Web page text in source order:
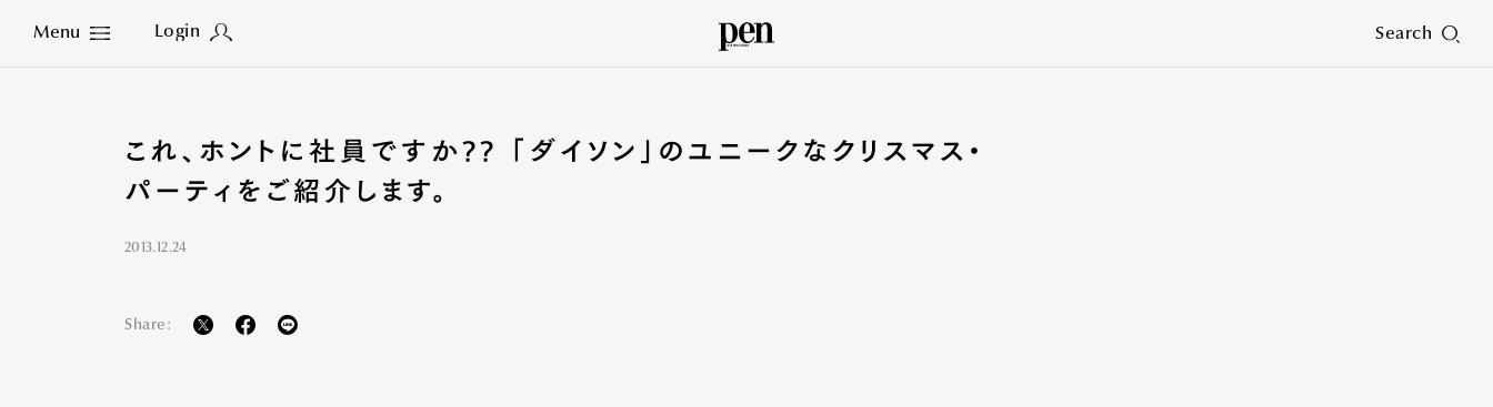
Menu Login Search
Close
これ、ホントに社員ですか?? 「ダイソン」のユニークなクリスマス・
パーティをご紹介します。
2013.12.24
Share: